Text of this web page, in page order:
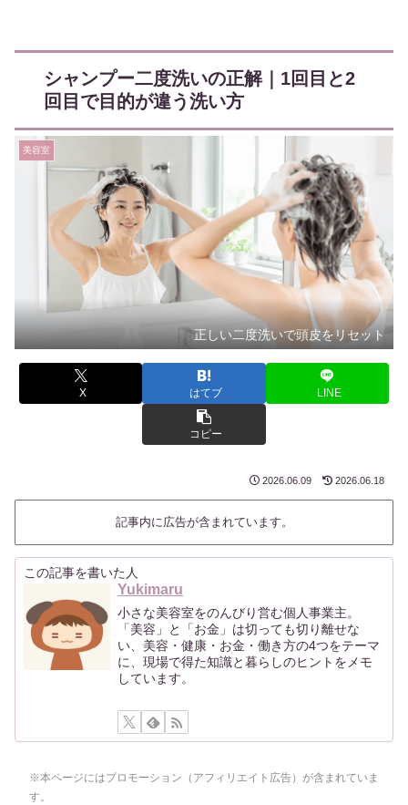
シャンプー二度洗いの正解｜1回目と2
回目で目的が違う洗い方
美容室
正しい二度洗いで頭皮をリセット
X はてブ LINE
コピー
2026.06.09 2026.06.18
記事内に広告が含まれています。
この記事を書いた人
Yukimaru
小さな美容室をのんびり営む個人事業主。
「美容」と「お金」は切っても切り離せな
い、美容・健康・お金・働き方の4つをテーマ
に、現場で得た知識と暮らしのヒントをメモ
しています。
※本ページにはプロモーション（アフィリエイト広告）が含まれていま
す。